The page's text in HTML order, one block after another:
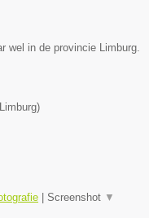
wel in de provincie Limburg.
Limburg)
Screenshot ▼